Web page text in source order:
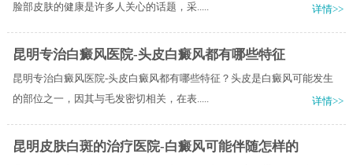
脸部皮肤的健康是许多人关心的话题，采.....
详情>>
昆明专治白癜风医院-头皮白癜风都有哪些特征
昆明专治白癜风医院-头皮白癜风都有哪些特征？头皮是白癜风可能发生
的部位之一，因其与毛发密切相关，在表.....
详情>>
昆明皮肤白斑的治疗医院-白癜风可能伴随怎样的